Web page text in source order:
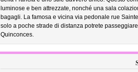
luminose e ben attrezzate, nonché una sala
bagagli. La famosa e vicina via pedonale rue
solo a poche strade di distanza potrete
Quinconces.